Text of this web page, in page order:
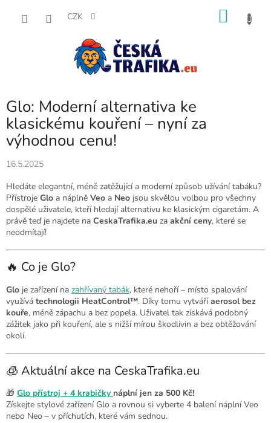
CZK
Glo: Moderní alternativa ke
klasickému kouření – nyní za
výhodnou cenu!
16.5.2025
Hledáte elegantní, méně zatěžující a moderní způsob užívání tabáku?
Přístroje Glo a náplně Veo a Neo jsou skvělou volbou pro všechny
dospělé uživatele, kteří hledají alternativu ke klasickým cigaretám. A
právě teď je najdete na CeskaTrafika.eu za akční ceny, které se
neodmítají!
🔥 Co je Glo?
Glo je zařízení na zahřívaný tabák, které nehoří – místo spalování
využívá technologii HeatControl™. Díky tomu vytváříaerosol bez
kouře, méně zápachu a bez popela. Uživatel tak získává podobný
zážitek jako při kouření, ale s nižší mírou škodlivin a bez obtěžování
okolí.
🧊 Aktuální akce na CeskaTrafika.eu
🎁 Glo přístroj + 4 krabičky náplní jen za 500 Kč!
Získejte stylové zařízení Glo a rovnou si vyberte 4 balení náplní Veo
nebo Neo – v příchutích, které vám sednou.